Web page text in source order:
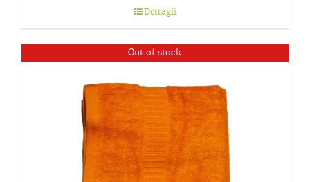
Dettagli
Out of stock